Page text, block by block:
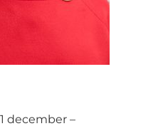
december –